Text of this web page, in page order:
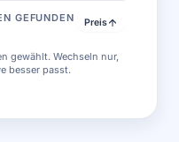
GEFUNDEN Preis
gewählt. Wechseln nur,
besser passt.